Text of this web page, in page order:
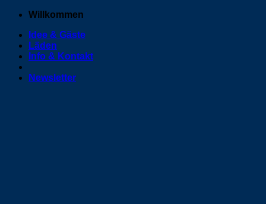
Zum
springen
Willkommen
Idee & Gäste
Läden
Info & Kontakt
Newsletter